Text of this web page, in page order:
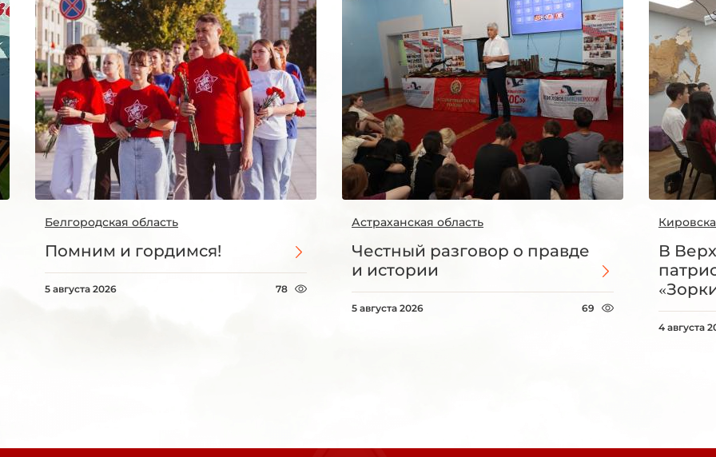
Белгородская область
Помним и гордимся!
5 августа 2026 78
Астраханская область
Честный разговор о правде
и истории
5 августа 2026 69
В
4 августа